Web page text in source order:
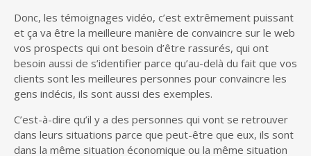
Donc, les témoignages vidéo, c’est extrêmement puissant
et ça va être la meilleure manière de convaincre sur le web
vos prospects qui ont besoin d’être rassurés, qui ont
besoin aussi de s’identifier parce qu’au-delà du fait que vos
clients sont les meilleures personnes pour convaincre les
gens indécis, ils sont aussi des exemples.
C’est-à-dire qu’il y a des personnes qui vont se retrouver
dans leurs situations parce que peut-être que eux, ils sont
dans la même situation économique ou la même situation